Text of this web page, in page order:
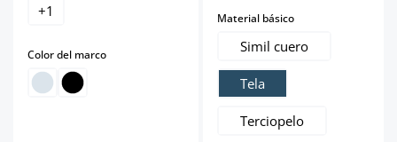
+1
Color del marcoselect
Material básicoselect
Simil cuero
Tela
Terciopelo